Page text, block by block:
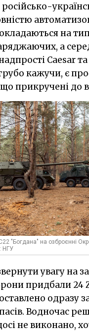
на
а
Caesar
грубо кажучи, є
прикручені до
"Богдана" на озброєнні
НГУ
увагу на
придбали 24
одразу
Водночас
не виконано,